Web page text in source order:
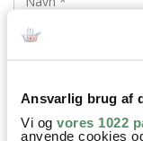
Ansvarlig brug af
Vi og vores 1022
anvende cookies
SEND